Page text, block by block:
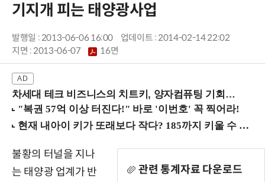
기지개 피는 태양광사업
발행일 : 2013-06-06 16:00
업데이트 : 2014-02-14 22:02
지면 :2013-06-07 16면
차세대 테크 비즈니스의 치트키, 양자컴퓨팅 기회를 선점하라! (8/28 강남역)
관련 통계자료 다운로드
불황의 터널을 지나
는 태양광 업계가 반